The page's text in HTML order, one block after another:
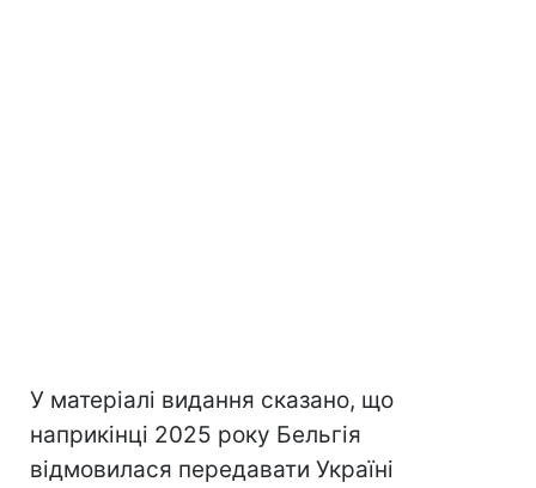
У матеріалі видання сказано, що
наприкінці 2025 року Бельгія
відмовилася передавати Україні